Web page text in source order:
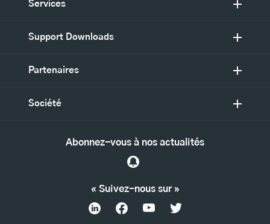
Services
Support Downloads
Partenaires
Société
« Suivez-nous sur »
Abonnez-vous à nos actualités